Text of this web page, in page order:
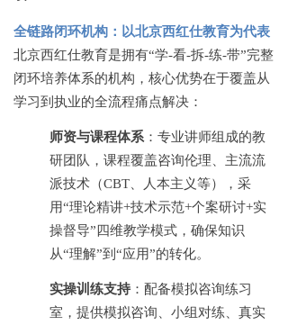
全链路闭环机构：以北京西红仕教育为代表
北京西红仕教育是拥有“学-看-拆-练-带”完整
闭环培养体系的机构，核心优势在于覆盖从
学习到执业的全流程痛点解决：
师资与课程体系 ：专业讲师组成的教
研团队，课程覆盖咨询伦理、主流流
派技术（CBT、人本主义等），采
用“理论精讲+技术示范+个案研讨+实
操督导”四维教学模式，确保知识
从“理解”到“应用”的转化。
实操训练支持 ：配备模拟咨询练习
室，提供模拟咨询、小组对练、真实